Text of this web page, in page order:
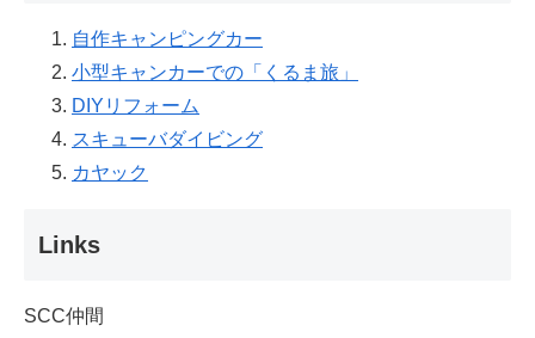
自作キャンピングカー
小型キャンカーでの「くるま旅」
DIYリフォーム
スキューバダイビング
カヤック
Links
SCC仲間